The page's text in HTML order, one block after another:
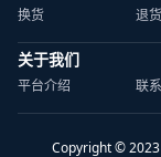
换货 退货
关于我们
平台介绍 联
Copyright © 2023